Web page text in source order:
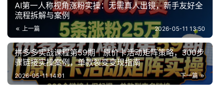
AI第一人称视角涨粉实操：无需真人出镜，新手友好全
流程拆解与案例
上一篇 2026-05-11 13:50
拼多多实战课程第59期｜原价卡活动矩阵策略，300步
骤链接实操案例，单款裂变变现指南
下一篇
2026-05-11 14:01